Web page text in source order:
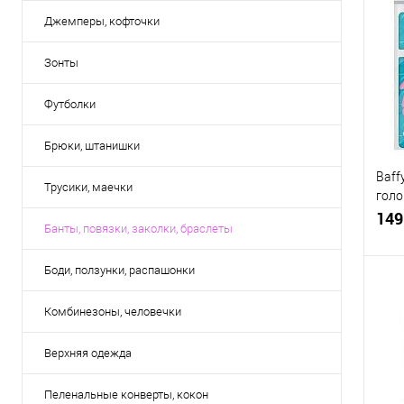
Джемперы, кофточки
Зонты
Футболки
Брюки, штанишки
Трусики, маечки
Банты, повязки, заколки, браслеты
Боди, ползунки, распашонки
Комбинезоны, человечки
Верхняя одежда
Пеленальные конверты, кокон